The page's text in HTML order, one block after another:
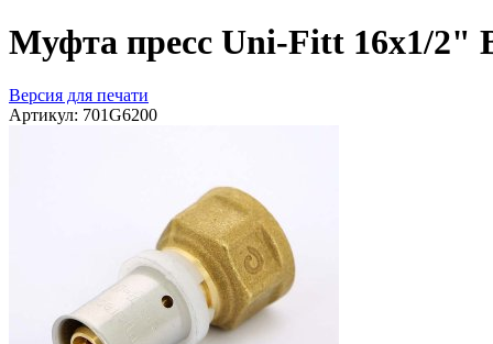
Муфта пресс Uni-Fitt 16x1/2"
Версия для печати
Артикул: 701G6200